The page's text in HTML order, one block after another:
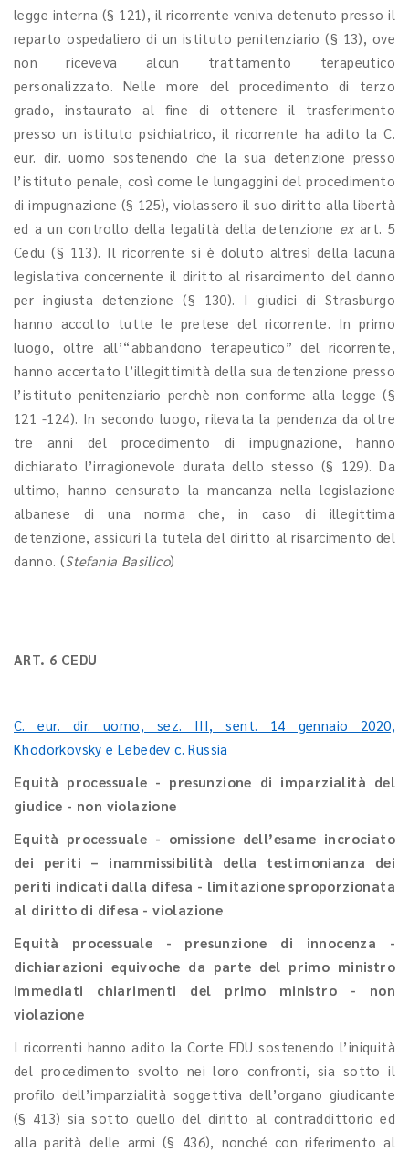
legge interna (§ 121), il ricorrente veniva detenuto presso il
reparto ospedaliero di un istituto penitenziario (§ 13), ove
non riceveva alcun trattamento terapeutico
personalizzato. Nelle more del procedimento di terzo
grado, instaurato al fine di ottenere il trasferimento
presso un istituto psichiatrico, il ricorrente ha adito la C.
eur. dir. uomo sostenendo che la sua detenzione presso
l’istituto penale, così come le lungaggini del procedimento
di impugnazione (§ 125), violassero il suo diritto alla libertà
ed a un controllo della legalità della detenzione exart. 5
Cedu (§ 113). Il ricorrente si è doluto altresì della lacuna
legislativa concernente il diritto al risarcimento del danno
per ingiusta detenzione (§ 130). I giudici di Strasburgo
hanno accolto tutte le pretese del ricorrente. In primo
luogo, oltre all’“abbandono terapeutico” del ricorrente,
hanno accertato l’illegittimità della sua detenzione presso
l’istituto penitenziario perchè non conforme alla legge (§
121 -124). In secondo luogo, rilevata la pendenza da oltre
tre anni del procedimento di impugnazione, hanno
dichiarato l’irragionevole durata dello stesso (§ 129). Da
ultimo, hanno censurato la mancanza nella legislazione
albanese di una norma che, in caso di illegittima
detenzione, assicuri la tutela del diritto al risarcimento del
danno. (Stefania Basilico)
ART. 6 CEDU
C. eur. dir. uomo, sez. III, sent. 14 gennaio 2020,
Khodorkovsky e Lebedev c. Russia
Equità processuale - presunzione di imparzialità del
giudice - non violazione
Equità processuale - omissione dell’esame incrociato
dei periti – inammissibilità della testimonianza dei
periti indicati dalla difesa - limitazione sproporzionata
al diritto di difesa - violazione
Equità processuale - presunzione di innocenza -
dichiarazioni equivoche da parte del primo ministro
immediati chiarimenti del primo ministro - non
violazione
I ricorrenti hanno adito la Corte EDU sostenendo l’iniquità
del procedimento svolto nei loro confronti, sia sotto il
profilo dell’imparzialità soggettiva dell’organo giudicante
(§ 413) sia sotto quello del diritto al contraddittorio ed
alla parità delle armi (§ 436), nonché con riferimento al